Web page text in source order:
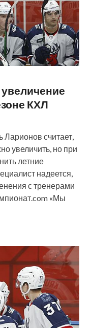
КХЛ
Ларионов считает,
увеличить, но при
летние
надеется,
с тренерами
«Мы